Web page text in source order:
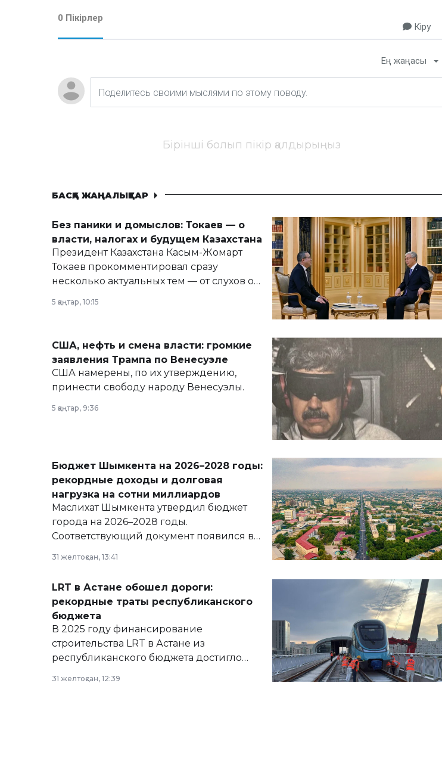
0 Пікірлер
Кіру
Ең жаңасы
Бірінші болып пікір қалдырыңыз
БАСҚА ЖАҢАЛЫҚТАР
Без паники и домыслов: Токаев — о
власти, налогах и будущем Казахстана
Президент Казахстана Касым-Жомарт
Токаев прокомментировал сразу
несколько актуальных тем — от слухов о
армии, экономики и личного здоровья.
5 қаңтар, 10:15
США, нефть и смена власти: громкие
заявления Трампа по Венесуэле
США намерены, по их утверждению,
принести свободу народу Венесуэлы.
5 қаңтар, 9:36
Бюджет Шымкента на 2026–2028 годы:
рекордные доходы и долговая
нагрузка на сотни миллиардов
Маслихат Шымкента утвердил бюджет
города на 2026–2028 годы.
Соответствующий документ появился в
сайте маслихат города.
31 желтоқсан, 13:41
LRT в Астане обошел дороги:
рекордные траты республиканского
бюджета
В 2025 году финансирование
строительства LRT в Астане из
республиканского бюджета достигло
31 желтоқсан, 12:39